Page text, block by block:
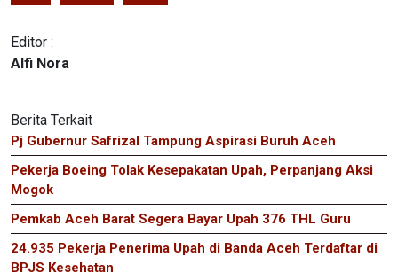
Editor :
Alfi Nora
Berita Terkait
Pj Gubernur Safrizal Tampung Aspirasi Buruh Aceh
Pekerja Boeing Tolak Kesepakatan Upah, Perpanjang Aksi
Mogok
Pemkab Aceh Barat Segera Bayar Upah 376 THL Guru
24.935 Pekerja Penerima Upah di Banda Aceh Terdaftar di
BPJS Kesehatan